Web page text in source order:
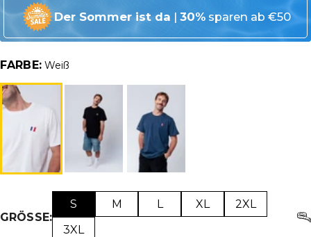
Der Sommer ist da | 30%sparen ab €50
FARBE: Weiß
GRÖSSE:
S M L XL
2XL
3XL